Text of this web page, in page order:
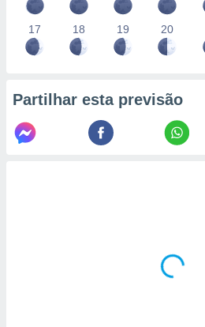
17 18 19 20
Partilhar esta previsão